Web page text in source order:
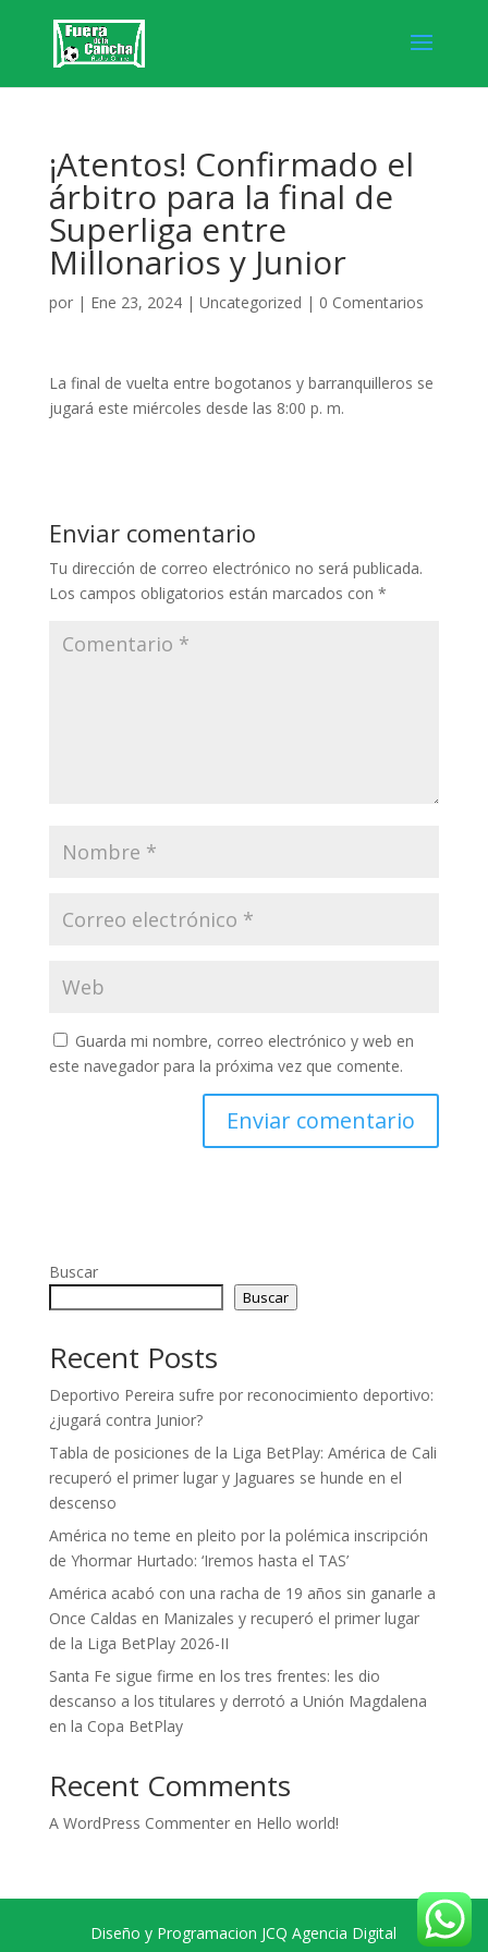
¡Atentos! Confirmado el
árbitro para la final de
Superliga entre
Millonarios y Junior
por | Ene 23, 2024| Uncategorized | 0 Comentarios
La final de vuelta entre bogotanos y barranquilleros se
jugará este miércoles desde las 8:00 p. m.
Enviar comentario
Tu dirección de correo electrónico no será publicada.
Los campos obligatorios están marcados con *
Guarda mi nombre, correo electrónico y web en
este navegador para la próxima vez que comente.
Buscar
Buscar
Recent Posts
Deportivo Pereira sufre por reconocimiento deportivo:
¿jugará contra Junior?
Tabla de posiciones de la Liga BetPlay: América de Cali
recuperó el primer lugar y Jaguares se hunde en el
descenso
América no teme en pleito por la polémica inscripción
de Yhormar Hurtado: ‘Iremos hasta el TAS’
América acabó con una racha de 19 años sin ganarle a
Once Caldas en Manizales y recuperó el primer lugar
de la Liga BetPlay 2026-II
Santa Fe sigue firme en los tres frentes: les dio
descanso a los titulares y derrotó a Unión Magdalena
en la Copa BetPlay
Recent Comments
A WordPress Commenteren Hello world!
Diseño y Programacion JCQ Agencia Digital